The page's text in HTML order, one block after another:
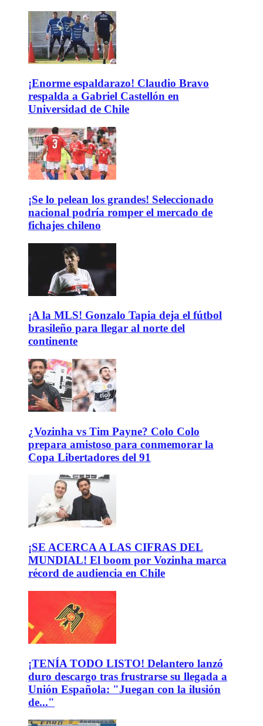
¡Enorme espaldarazo! Claudio Bravo
respalda a Gabriel Castellón en
Universidad de Chile
¡Se lo pelean los grandes! Seleccionado
nacional podría romper el mercado de
fichajes chileno
¡A la MLS! Gonzalo Tapia deja el fútbol
brasileño para llegar al norte del
continente
¿Vozinha vs Tim Payne? Colo Colo
prepara amistoso para conmemorar la
Copa Libertadores del 91
¡SE ACERCA A LAS CIFRAS DEL
MUNDIAL! El boom por Vozinha marca
récord de audiencia en Chile
¡TENÍA TODO LISTO! Delantero lanzó
duro descargo tras frustrarse su llegada a
Unión Española: "Juegan con la ilusión
de..."